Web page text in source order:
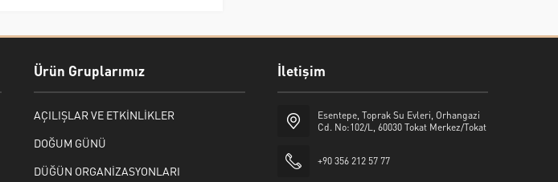
Ürün Gruplarımız
AÇILIŞLAR VE ETKİNLİKLER
DOĞUM GÜNÜ
DÜĞÜN ORGANİZASYONLARI
İletişim
Esentepe, Toprak Su Evleri, Orhangazi
Cd. No:102/L, 60030 Tokat Merkez/Tokat
+90 356 212 57 77